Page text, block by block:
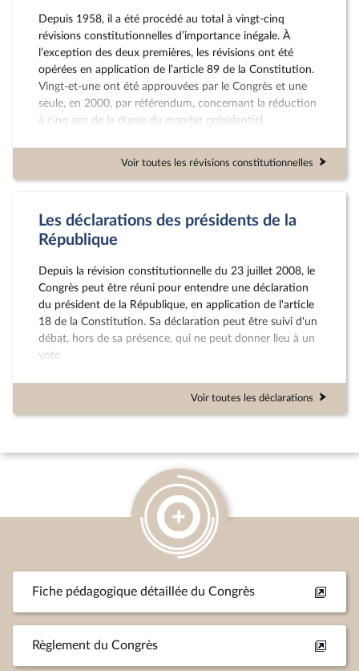
Versailles.
Depuis 1958, il a été procédé au total à vingt-cinq
révisions constitutionnelles d’importance inégale. À
l’exception des deux premières, les révisions ont été
opérées en application de l’article 89 de la Constitution.
Vingt-et-une ont été approuvées par le Congrès et une
seule, en 2000, par référendum, concernant la réduction
à cinq ans de la durée du mandat présidentiel.
Voir toutes les révisions constitutionnelles
Les déclarations des présidents de la
République
Depuis la révision constitutionnelle du 23 juillet 2008, le
Congrès peut être réuni pour entendre une déclaration
du président de la République, en application de l'article
18 de la Constitution. Sa déclaration peut être suivi d'un
débat, hors de sa présence, qui ne peut donner lieu à un
vote
Voir toutes les déclarations
Fiche pédagogique détaillée du Congrès
Règlement du Congrès